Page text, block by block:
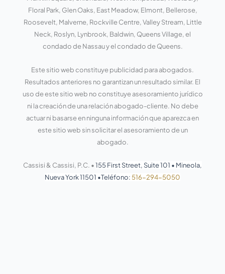
f e
n
Floral Park, Glen Oaks, East Meadow, Elmont, Bellerose,
Roosevelt, Malverne, Rockville Centre, Valley Stream, Little
Neck, Roslyn, Lynbrook, Baldwin, Queens Village, el
condado de Nassau y el condado de Queens.
Este sitio web constituye publicidad para abogados.
Resultados anteriores no garantizan un resultado similar. El
uso de este sitio web no constituye asesoramiento jurídico
ni la creación de una relación abogado-cliente. No debe
actuar ni basarse en ninguna información que aparezca en
este sitio web sin solicitar el asesoramiento de un
abogado.
Cassisi & Cassisi, P.C. •155 First Street, Suite 101 • Mineola,
Nueva York 11501 •Teléfono: 516-294-5050